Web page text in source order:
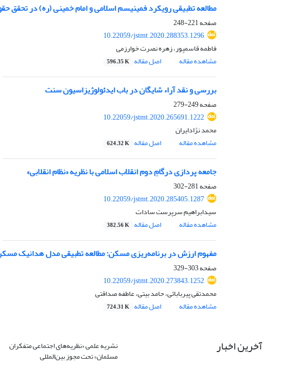
مطالعه تطبیقی رویکرد فمینیسم اسلامی و امام خمینی (ره) در تحقق
صفحه221-248
10.22059/jstmt.2020.288353.1296
فاطمه قاسمپور، زهره نصرت خوارزمی
مشاهده مقاله
اصل مقاله 596.35 K
بررسی و نقد آراء شایگان در باب ایدئولوژیزاسیون سنت
صفحه249-279
10.22059/jstmt.2020.265691.1222
محمد نژادایران
مشاهده مقاله
اصل مقاله 624.32 K
جامعه پردازی درگامِ دوم انقلاب اسلامی با نظریه «نظام انقلابی»
صفحه281-302
10.22059/jstmt.2020.285405.1287
سیدابراهیم سرپرست سادات
مشاهده مقاله
اصل مقاله 382.56 K
مفهوم ارزش در برنامه‌ریزی مسکن: مطالعه تطبیقی مدل هدانیک
صفحه303-329
10.22059/jstmt.2020.273843.1252
محمدتقی پیربابائی، حامد بیتی، عاطفه صداقتی
مشاهده مقاله
اصل مقاله 724.31 K
آخرین اخبار نشریه علمی «نظریه‌های اجتماعی متفکران
مسلمان» تحت مجوز بین‌المللی